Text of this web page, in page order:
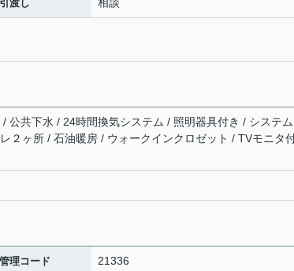
引渡し
公共下水 / 24時間換気システム / 照明器具付き / システ
２ヶ所 / 石油暖房 / ウォークインクロゼット / TVモニタ
管理コード 21336